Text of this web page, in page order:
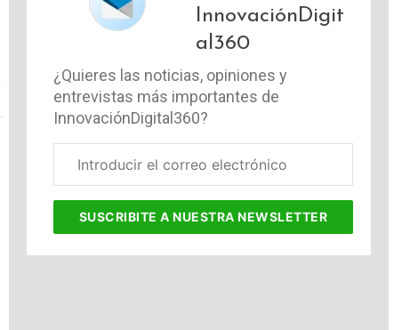
InnovaciónDigit
al360
¿Quieres las noticias, opiniones y
entrevistas más importantes de
InnovaciónDigital360?
electrónico
SUSCRIBITEA NUESTRA NEWSLETTER